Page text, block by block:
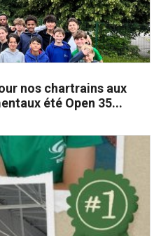
nos chartrains aux
été Open 35...